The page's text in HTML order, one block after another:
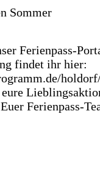
Ferienpass-
findet ihr hier:
Ferienpass-